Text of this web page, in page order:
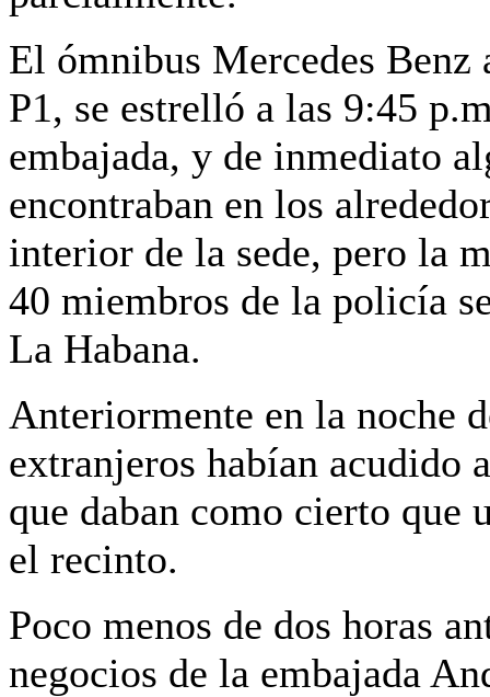
El ómnibus Mercedes
P1, se estrelló a las 9:45
embajada, y de inmediato
encontraban en los
interior de la sede, pero la
40 miembros de la policía
La Habana.
Anteriormente en la noche
extranjeros habían acudido
que daban como cierto que
el recinto.
Poco menos de dos horas
negocios de la embajada